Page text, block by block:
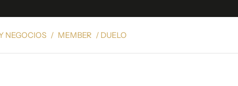
NEGOCIOS / MEMBER / DUELO